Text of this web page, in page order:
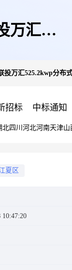
万汇
投万汇525.2kwp分布
招标 中标通知
北四川 河北河南天津山
夏区
10:47:20